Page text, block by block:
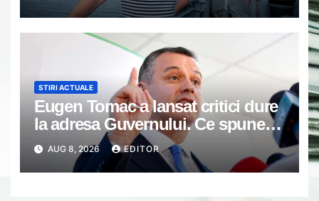
STIRI ACTUALE
Eugen Tomac a lansat critici dure
la adresa Guvernului. Ce spune
despre fondurile alocate
partidelor politice de la bugetul de
stat
AUG 8, 2026 EDITOR